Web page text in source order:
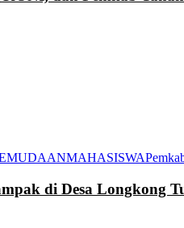
MAHASISWA
di Desa Longkong